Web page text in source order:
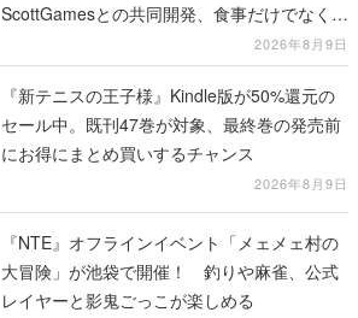
ScottGamesとの共同開発、食事だけでなくス
テージショーや没入型のホラー体験も楽しめ
る
2026年8月9日
『新テニスの王子様』Kindle版が50%還元の
セール中。既刊47巻が対象、最終巻の発売前
にお得にまとめ買いするチャンス
2026年8月9日
『NTE』オフラインイベント「メェメェ村の
大冒険」が池袋で開催！ 釣りや麻雀、公式
レイヤーと影鬼ごっこが楽しめる